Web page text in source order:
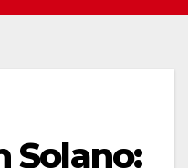
Solano: